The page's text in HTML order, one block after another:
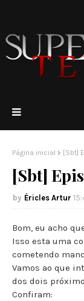
Página inicial [Sbt]
[Sbt]
Éricles Artur
Bom, eu acho
Isso esta uma
cometendo
Vamos ao que
dos dois
Confiram: